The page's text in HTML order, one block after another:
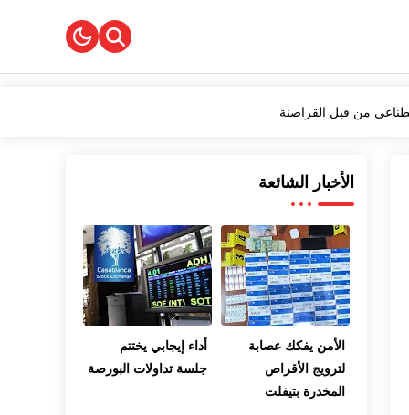
من قبل القراصنة
الأخبار الشائعة
الأمن يفكك عصابة
لترويج الأقراص
المخدرة بتيفلت
أداء إيجابي يختتم
جلسة تداولات البورصة